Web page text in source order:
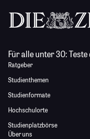
Für alle unter 30:Teste
Ratgeber
Studienthemen
Studienformate
Hochschulorte
Studienplatzbörse
Über uns